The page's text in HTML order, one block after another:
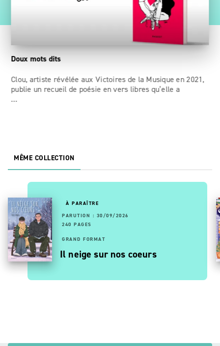
Doux mots dits
Clou, artiste révélée aux Victoires de la Musique en 2021,
publie un recueil de poésie en vers libres qu’elle a
…
MÊME COLLECTION
À PARAÎTRE
PARUTION : 30/09/2026
240 PAGES
GRAND FORMAT
Il neige sur nos coeurs